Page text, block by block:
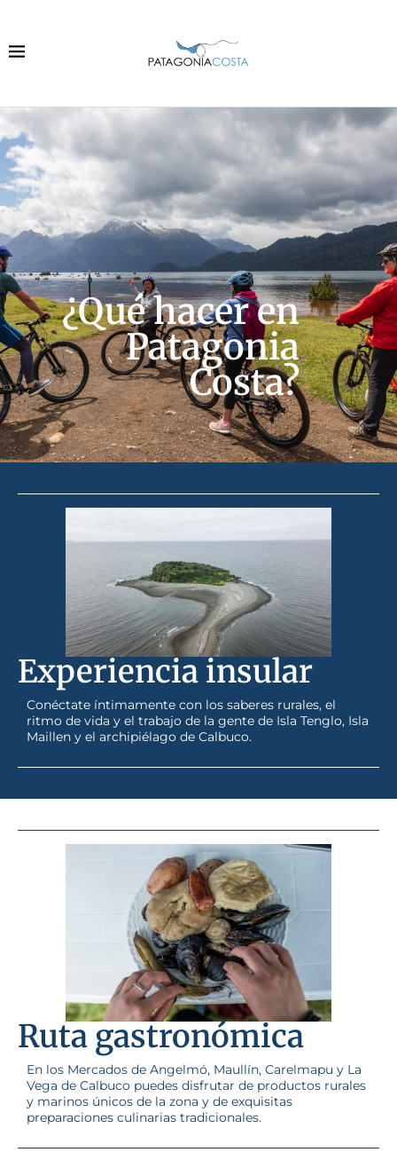
¿Qué hacer en
Patagonia
Costa?
Experiencia insular
Conéctate íntimamente con los saberes rurales, el
ritmo de vida y el trabajo de la gente de Isla Tenglo, Isla
Maillen y el archipiélago de Calbuco.
Ruta gastronómica
En los Mercados de Angelmó, Maullín, Carelmapu y La
Vega de Calbuco puedes disfrutar de productos rurales
y marinos únicos de la zona y de exquisitas
preparaciones culinarias tradicionales.